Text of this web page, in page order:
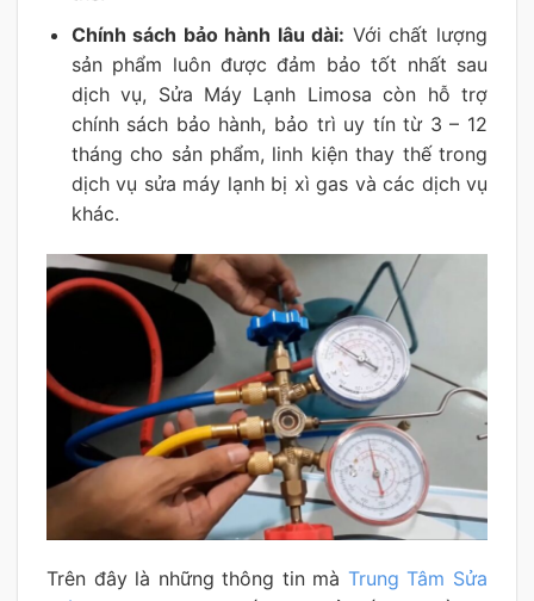
Chính sách bảo hành lâu dài: Với chất lượng
sản phẩm luôn được đảm bảo tốt nhất sau
dịch vụ, Sửa Máy Lạnh Limosa còn hỗ trợ
chính sách bảo hành, bảo trì uy tín từ 3 – 12
tháng cho sản phẩm, linh kiện thay thế trong
dịch vụ sửa máy lạnh bị xì gas và các dịch vụ
khác.
Trên đây là những thông tin mà Trung Tâm Sửa